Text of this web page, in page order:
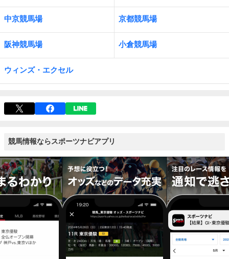
中京競馬場 京都競馬場
阪神競馬場 小倉競馬場
ウィンズ・エクセル
競馬情報ならスポーツナビアプリ